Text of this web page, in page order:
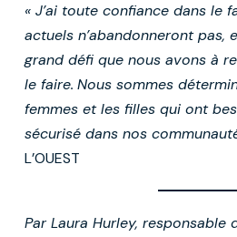
« J’ai toute confiance dans le
actuels n’abandonneront pas,
grand défi que nous avons à
le faire. Nous sommes
femmes et les filles qui ont
sécurisé dans nos
L’OUEST
Par Laura Hurley, responsable